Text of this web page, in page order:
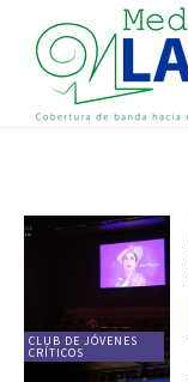
CLUB DE JÓVENES
CRÍTICOS